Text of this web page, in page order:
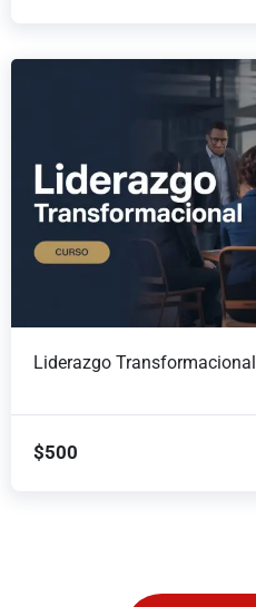
Liderazgo Transformacional
$500